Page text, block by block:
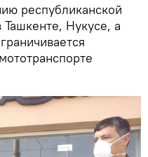
республиканской
Нукусе, а